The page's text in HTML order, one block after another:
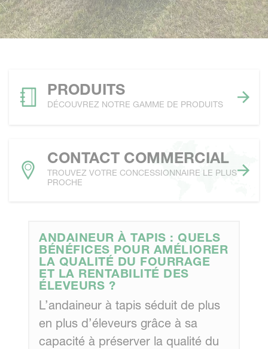
PRODUITS
DÉCOUVREZ NOTRE GAMME DE PRODUITS
CONTACT COMMERCIAL
TROUVEZ VOTRE CONCESSIONNAIRE LE PLUS
PROCHE
ANDAINEUR À TAPIS : QUELS
BÉNÉFICES POUR AMÉLIORER
LA QUALITÉ DU FOURRAGE
ET LA RENTABILITÉ DES
ÉLEVEURS ?
L’andaineur à tapis séduit de plus
en plus d’éleveurs grâce à sa
capacité à préserver la qualité du